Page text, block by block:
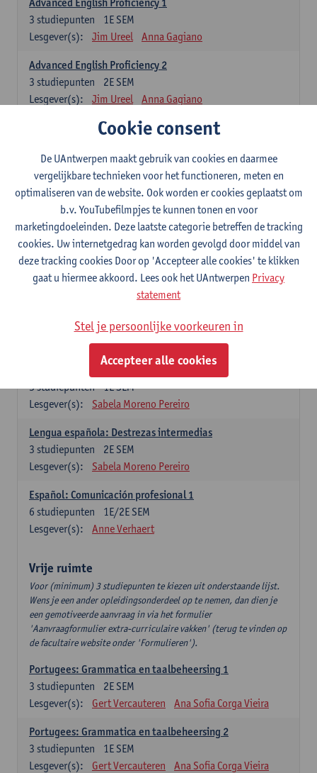
1E SEM
3 studiepunten
Lesgever(s):
Jim Ureel Anna Gagiano
Advanced English Proficiency 2
2E SEM
3 studiepunten
Lesgever(s):
Jim Ureel Anna Gagiano
Communication in English 1: Analysing Texts in Context
Lesgever(s):
Nina Reviers
Anna Gagiano
Donata Lisaite
Spaans: verplichte opleidingsonderdelen
Gramática española 1
1E SEM
3studiepunten
Lesgever(s):
Anne Verhaert
2E SEM
studiepunten
Anne Verhaert
Lengua española: Destrezas básicas
1E SEM
3studiepunten
Lesgever(s):
Sabela Moreno Pereiro
Lengua española: Destrezas intermedias
2E SEM
3 studiepunten
Lesgever(s):
Sabela Moreno Pereiro
Español: Comunicación profesional 1
1E/2E SEM
6 studiepunten
Lesgever(s):
Anne Verhaert
Vrije ruimte
Voor (minimum) 3 studiepunten te kiezen uit onderstaande lijst.
Wens je een ander opleidingsonderdeel op te nemen, dan dien je
een gemotiveerde aanvraag in via het formulier
'Aanvraagformulier extra-curriculaire vakken' (terug te vinden op
de facultaire website onder 'Formulieren').
Portugees: Grammatica en taalbeheersing 1
2E SEM
3 studiepunten
Lesgever(s):
Gert Vercauteren Ana Sofia Corga Vieira
Portugees: Grammatica en taalbeheersing 2
1E SEM
3 studiepunten
Lesgever(s):
Gert Vercauteren Ana Sofia Corga Vieira
Cookie consent
De UAntwerpen maakt gebruik van cookies en daarmee
vergelijkbare technieken voor het functioneren, meten en
optimaliseren van de website. Ook worden er cookies geplaatst om
b.v. YouTubefilmpjes te kunnen tonen en voor
marketingdoeleinden. Deze laatste categorie betreffen de tracking
cookies. Uw internetgedrag kan worden gevolgd door middel van
deze tracking cookies Door op 'Accepteer alle cookies' te klikken
gaat u hiermee akkoord. Lees ook het UAntwerpen Privacy
statement
Stel je persoonlijke voorkeuren in
Accepteer alle cookies